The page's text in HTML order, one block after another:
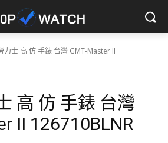
力士 高 仿 手錶 台灣 GMT-Master II
高 仿 手錶 台灣
II 126710BLNR